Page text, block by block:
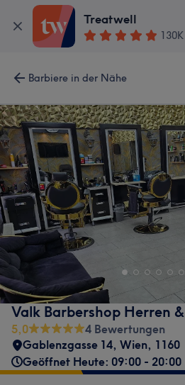
Treatwell
130K
Barbiere in der Nähe
Valk Barbershop Herren
5,0
4 Bewertungen
Gablenzgasse 14, Wien, 1160
Geöffnet Heute: 09:00 - 20:00